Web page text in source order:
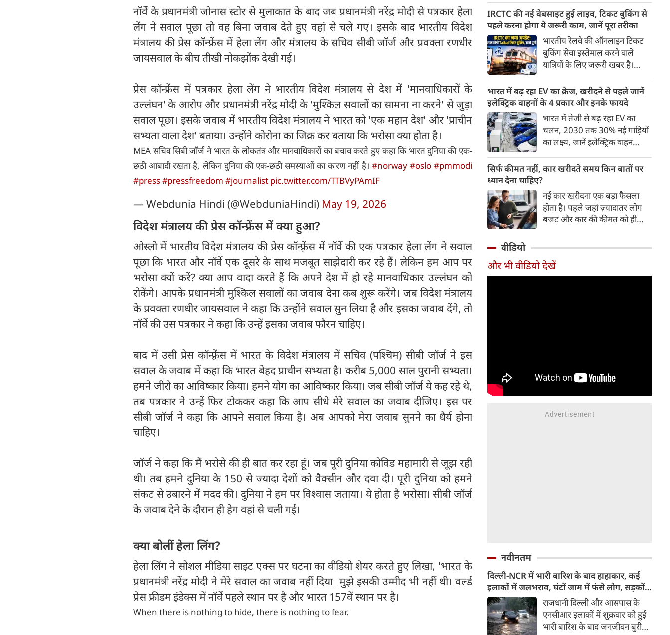
नॉर्वे के प्रधानमंत्री जोनास स्टोर से मुलाकात के बाद जब प्रधानमंत्री नरेंद्र मोदी से पत्रकार हेला
लेंग ने सवाल पूछा तो वह बिना जवाब देते हुए वहां से चले गए। इसके बाद भारतीय विदेश
मंत्रालय की प्रेस कॉन्फ्रेंस में हेला लेंग और मंत्रालय के सचिव सीबी जॉर्ज और प्रवक्ता रणधीर
जायसवाल के बीच तीखी नोकझोंक देखी गई।
प्रेस कॉन्फ्रेंस में पत्रकार हेला लेंग ने भारतीय विदेश मंत्रालय से देश में 'मानवाधिकारों के
उल्लंघन' के आरोप और प्रधानमंत्री नरेंद्र मोदी के 'मुश्किल सवालों का सामना ना करने' से जुड़ा
सवाल पूछा। इसके जवाब में भारतीय विदेश मंत्रालय ने भारत को 'एक महान देश' और 'प्राचीन
सभ्यता वाला देश' बताया। उन्होंने कोरोना का जिक्र कर बताया कि भरोसा क्या होता है।
MEA सचिव सिबी जॉर्ज ने भारत के लोकतंत्र और मानवाधिकारों का बचाव करते हुए कहा कि भारत दुनिया की एक-
छठी आबादी रखता है, लेकिन दुनिया की एक-छठी समस्याओं का कारण नहीं है। #norway #oslo #pmmodi
#press#pressfreedom #journalist pic.twitter.com/TTBVyPAmIF
— Webdunia Hindi (@WebduniaHindi) May 19, 2026
विदेश मंत्रालय की प्रेस कॉन्फ्रेंस में क्या हुआ?
ओस्लो में भारतीय विदेश मंत्रालय की प्रेस कॉन्फ़्रेंस में नॉर्वे की एक पत्रकार हेला लेंग ने सवाल
पूछा कि भारत और नॉर्वे एक दूसरे के साथ मजबूत साझेदारी कर रहे हैं। लेकिन हम आप पर
भरोसा क्यों करें? क्या आप वादा करते हैं कि अपने देश में हो रहे मानवाधिकार उल्लंघन को
रोकेंगे। आपके प्रधानमंत्री मुश्किल सवालों का जवाब देना कब शुरू करेंगे। जब विदेश मंत्रालय
के प्रवक्ता रणधीर जायसवाल ने कहा कि उन्होंने सवाल सुन लिया है और इसका जवाब देंगे, तो
नॉर्वे की उस पत्रकार ने कहा कि उन्हें इसका जवाब फौरन चाहिए।
बाद में उसी प्रेस कॉन्फ़्रेंस में भारत के विदेश मंत्रालय में सचिव (पश्चिम) सीबी जॉर्ज ने इस
सवाल के जवाब में कहा कि भारत बेहद प्राचीन सभ्यता है। करीब 5,000 साल पुरानी सभ्यता।
हमने जीरो का आविष्कार किया। हमने योग का आविष्कार किया। जब सीबी जॉर्ज ये कह रहे थे,
तब पत्रकार ने उन्हें फिर टोककर कहा कि आप सीधे मेरे सवाल का जवाब दीजिए। इस पर
सीबी जॉर्ज ने कहा कि आपने सवाल किया है। अब आपको मेरा जवाब सुनने का धैर्य होना
चाहिए।
जॉर्ज ने कहा कि मैं भरोसे की ही बात कर रहा हूं। जब पूरी दुनिया कोविड महामारी से जूझ रही
थी। तब हमने दुनिया के 150 से ज्यादा देशों को वैक्सीन और दवा दी। पूरी दुनिया को हमने
संकट से उबारने में मदद की। दुनिया ने हम पर विश्वास जताया। ये होता है भरोसा। सीबी जॉर्ज
के जवाब देने के दौरान ही हेग वहां से चली गईं।
क्या बोलीं हेला लिंग?
हेला लिंग ने सोशल मीडिया साइट एक्स पर घटना का वीडियो शेयर करते हुए लिखा, 'भारत के
प्रधानमंत्री नरेंद्र मोदी ने मेरे सवाल का जवाब नहीं दिया। मुझे इसकी उम्मीद भी नहीं थी। वर्ल्ड
प्रेस फ्रीडम इंडेक्स में नॉर्वे पहले स्थान पर है और भारत 157वें स्थान पर है।
When there is nothing to hide, there is nothing to fear.
भू-राजनीति से लेकर कृत्रिम
बुद्धिमत्ता, जलवायु परिवर्तन से लेकर
क्रिकेट तक हर विषय पर बहस कर
सकते हैं, तो उस जीव पर भी एक
गंभीर चर्चा बनती है जिसने किसी भी
सभ्यता से पहले इंसान का साथ चुना
था। दुर्भाग्य यह है कि आज कुत्तों के
बारे में हमारी राय पशु-चिकित्सकों,
व्यवहार वैज्ञानिकों या विशेषज्ञों से
कम... और व्हाट्सऐप यूनिवर्सिटी से
ज़्यादा बनती है।
IRCTC की नई वेबसाइट हुई लाइव, टिकट बुकिंग से
पहले करना होगा ये जरूरी काम, जानें पूरा तरीका
भारतीय रेलवे की ऑनलाइन टिकट
बुकिंग सेवा इस्तेमाल करने वाले
यात्रियों के लिए जरूरी खबर है।
वेबसाइट का बीटा वर्जन लॉन्च कर
दिया है। करीब 24 साल पुराने
इंटरफेस के बाद वेबसाइट को नए
डिजाइन और कई नए फीचर्स के साथ
अपडेट किया गया है।
भारत में बढ़ रहा EV का क्रेज, खरीदने से पहले जानें
इलेक्ट्रिक वाहनों के 4 प्रकार और इनके फायदे
भारत में तेजी से बढ़ रहा EV का
चलन, 2030 तक 30% नई गाड़ियों
का लक्ष्य, जानें इलेक्ट्रिक वाहन
200 अरब रुपए का मौका
सिर्फ कीमत नहीं, कार खरीदते समय किन बातों पर
ध्यान देना चाहिए?
नई कार खरीदना एक बड़ा फैसला
होता है। पहले जहां ज़्यादातर लोग
बजट और कार की कीमत को ही
खरीदते समय किन बातों पर ध्यान
देना चाहिए।
वीडियो
और भी वीडियो देखें
नवीनतम
दिल्ली-NCR में भारी बारिश के बाद हाहाकार, कई
इलाकों में जलभराव, घंटों जाम में फंसे लोग, सड़कों
पर भरा कमर तक पानीराजधानी दिल्ली और आसपास के
एनसीआर इलाकों में शुक्रवार को हुई
भारी बारिश के बाद जनजीवन बुरी